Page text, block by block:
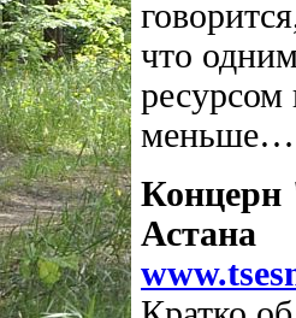
что
ресурсом
меньше…
Астана